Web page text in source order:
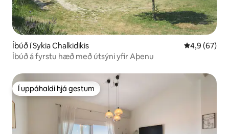
Íbúð í Sykia Chalkidikis 4,9 af 5 í
4,9 (67)
Íbúð á fyrstu hæð með útsýni yfir Aþenu
Í uppáhaldi hjá gestum
Í uppáhaldi hjá gestum